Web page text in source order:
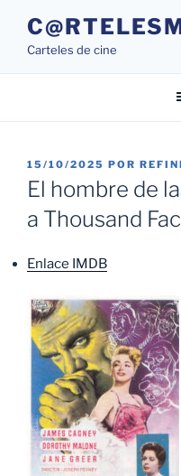
contenido
Carteles de cine
PUBLICADO
EL
15/10/2025 POR
El hombre de
a Thousand
Enlace IMDB